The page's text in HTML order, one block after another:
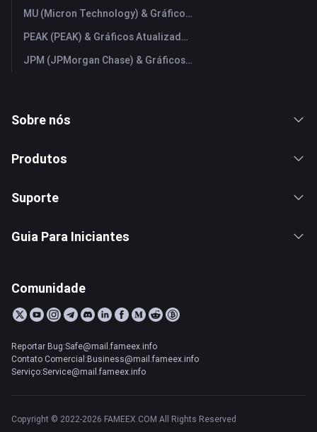
MU (Micron Technology) & Gráficos Atualizados em Tempo Real
PEAK (PEAK) & Gráficos Atualizados em Tempo Real
JPM (JPMorgan Chase) & Gráficos Atualizados em Tempo Real
Sobre nós
Produtos
Suporte
Guia Para Iniciantes
Comunidade
Reportar Bug:Safe@mail.fameex.info
Contato Comercial:Business@mail.fameex.info
Serviço:Service@mail.fameex.info
Copyright © 2022-2026 FAMEEX.COM All Rights Reserved